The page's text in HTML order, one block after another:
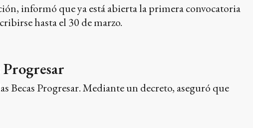
informó que ya está abierta la primera convocatoria
hasta el 30 de marzo.
Progresar. Mediante un decreto, aseguró que